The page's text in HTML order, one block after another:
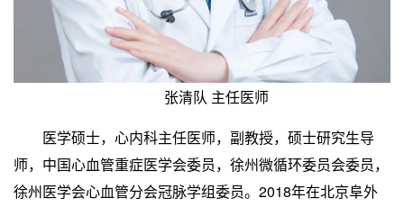
张清队 主任医师
医学硕士，心内科主任医师，副教授，硕士研究生导
师，中国心血管重症医学会委员，徐州微循环委员会委员，
徐州医学会心血管分会冠脉学组委员。2018年在北京阜外